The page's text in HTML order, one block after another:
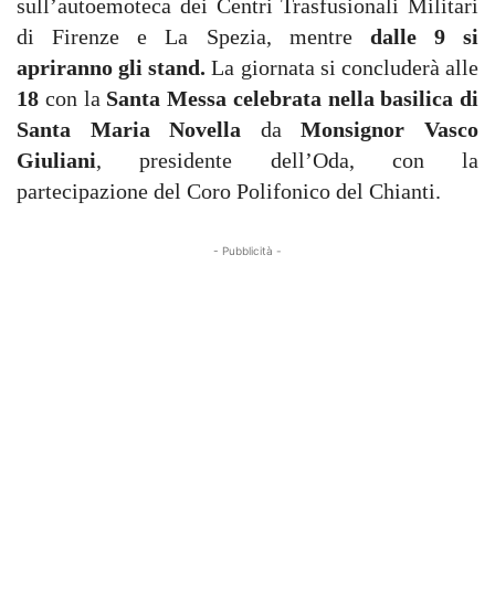
sull’autoemoteca dei Centri Trasfusionali Militari
di Firenze e La Spezia, mentredalle 9 si
apriranno gli stand. La giornata si concluderà alle
18 con la Santa Messa celebrata nella basilica di
Santa Maria Novella daMonsignor Vasco
Giuliani, presidente dell’Oda, con la
partecipazione del Coro Polifonico del Chianti.
- Pubblicità -